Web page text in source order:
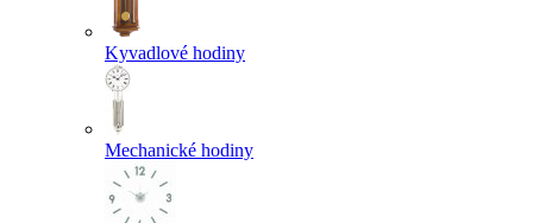
Kyvadlové hodiny
Mechanické hodiny